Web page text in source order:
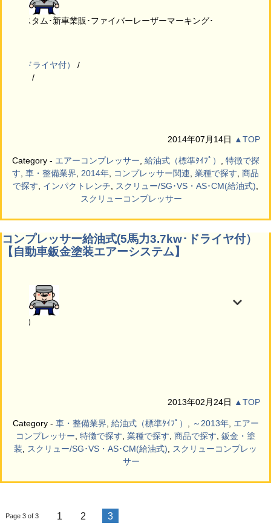
･カスタム･新車業販･ファイバーレーザーマーキング･
（ドライヤ付）
2014年07月14日 ▲TOP
Category - エアーコンプレッサー 給油式（標準ﾀｲﾌﾟ）
特徴で探
す 車・整備業界 2014年 コンプレッサー関連 業種で探す 商品
で探す
インパクトレンチ スクリュー/SG･VS・AS･CM(給油式)
スクリューコンプレッサー
コンプレッサー給油式(5馬力3.7kw･ドライヤ付）
【自動車鈑金塗装エアーシステム】
川県）
2013年02月24日 ▲TOP
Category - 車・整備業界 給油式（標準ﾀｲﾌﾟ） ～2013年, エアー
コンプレッサー 特徴で探す 業種で探す 商品で探す 鈑金・塗
装
スクリュー/SG･VS・AS･CM(給油式)
スクリューコンプレッ
サー
Page 3 of 3 1 2 3